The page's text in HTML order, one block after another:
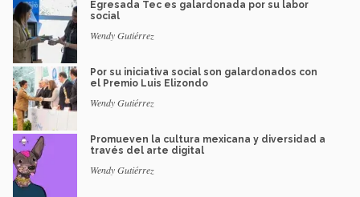
Egresada Tec es galardonada por su labor
social
Wendy Gutiérrez
Por su iniciativa social son galardonados con
el Premio Luis Elizondo
Wendy Gutiérrez
Promueven la cultura mexicana y diversidad a
través del arte digital
Wendy Gutiérrez